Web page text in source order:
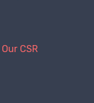
Our CSR